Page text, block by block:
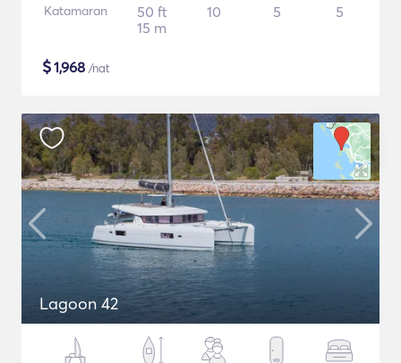
Katamaran
50 ft
15 m
10 5 5
$1,968 /nat
Lagoon 42